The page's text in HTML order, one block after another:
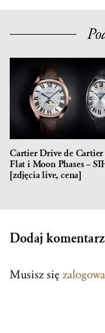
Cartier Drive de Cartier
Flat i Moon Phases –
[zdjęcia live, cena]
Dodaj komentarz
Musisz się